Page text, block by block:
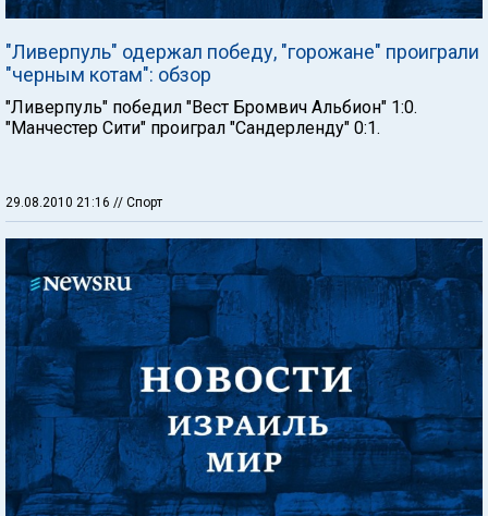
"Ливерпуль" одержал победу, "горожане" проиграли
"черным котам": обзор
"Ливерпуль" победил "Вест Бромвич Альбион" 1:0.
"Манчестер Сити" проиграл "Сандерленду" 0:1.
29.08.2010 21:16 // Спорт